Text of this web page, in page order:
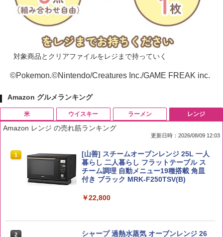
対象商品とクリアファイルをレジまで持っていく
©Pokemon.©Nintendo/Creatures Inc./GAME FREAK inc.
Amazon グルメランキング
米
1 by Amazon 国産ブレンド米 精米 5kg
￥2,650
らめき 5kg 令和7年産
ウイスキー
1
ブラックニッカ ニッカ Nikka ウィスキ
ー4000ml ブラックニッカクリア ウヰス
キー 【日本 アサヒ ウィスキー】 大容量
お得 4リットル
￥4,327
2 角瓶 2700ml サントリー ウイスキー ハ
ラーメン
1
チキンラーメン どんぶり 85g×12個 日清
食品 インスタント カップ麺
￥1,939
麺 小腹 インスタント アウトドアにも ロ
レンジ
Amazon レンジ の売れ筋ランキング
更新日時：2026/08/09 12:03
1
[山善] スチームオーブンレンジ 25L 一人
暮らし 二人暮らし フラットテーブル ス
チーム調理 自動メニュー19種搭載 角皿
付き ブラック MRK-F250TSV(B)
￥22,800
2 シャープ 過熱水蒸気 オーブンレンジ 26